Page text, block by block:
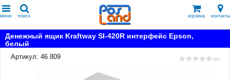
меню поиск корзина контакты
Денежный ящик Kraftway SI-420R интерфейс Epson,
белый
Артикул: 46 809
( 0 )